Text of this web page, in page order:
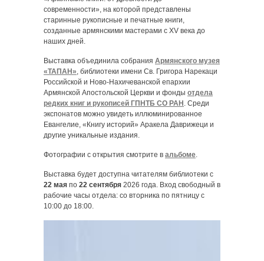
современности», на которой представлены
старинные рукописные и печатные книги,
созданные армянскими мастерами с XV века до
наших дней.
Выставка объединила собрания Армянского музея
«ТАПАН», библиотеки имени Св. Григора Нарекаци
Российской и Ново-Нахичеванской епархии
Армянской Апостольской Церкви и фонды отдела
редких книг и рукописей ГПНТБ СО РАН . Среди
экспонатов можно увидеть иллюминированное
Евангелие, «Книгу историй» Аракела Даврижеци и
другие уникальные издания.
Фотографии с открытия смотрите в альбоме.
Выставка будет доступна читателям библиотеки с
22 мая по 22 сентября 2026 года. Вход свободный в
рабочие часы отдела: со вторника по пятницу с
10:00 до 18:00.